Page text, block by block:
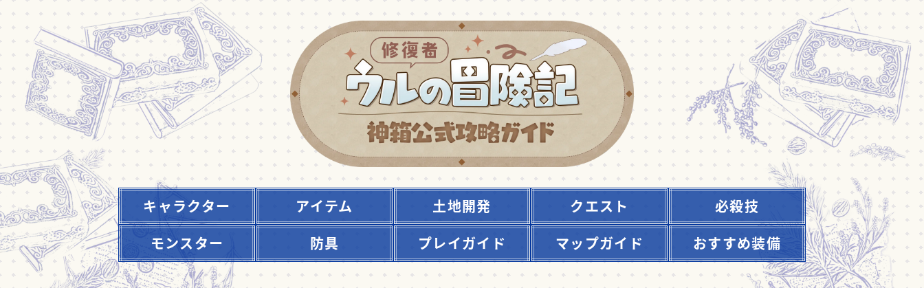
キャラクター アイテム 土地開発 クエスト
必殺技
モンスター
防具 プレイガイド マップガイド おすすめ装備